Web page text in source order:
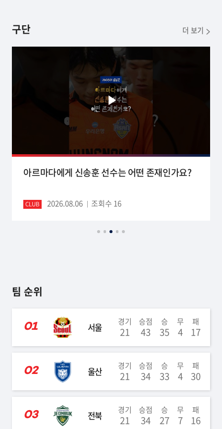
구단 더 보기
아르마다에게 신송훈 선수는 어떤 존재인가요?
CLUB 2026.08.06 조회수 16
팀 순위
01 서울 경기
21
승점
43
승
35
무
4
패
17
02 울산 경기
21
승점
34
승
33
무
4
패
30
03 전북 경기
21
승점
34
승
27
무
7
패
16